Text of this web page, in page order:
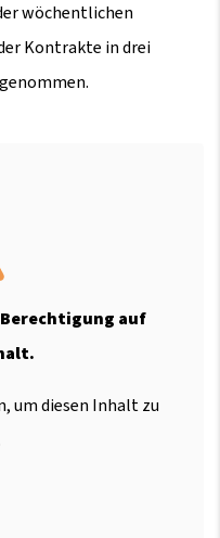
wöchentlichen
Kontrakte in drei
auf
um diesen Inhalt zu